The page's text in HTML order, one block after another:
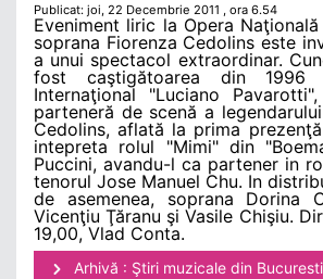
Publicat: joi, 22 Decembrie 2011 , ora 6.54
Eveniment liric la Opera
soprana Fiorenza Cedolins este
a unui spectacol extraordinar.
fost caştigătoarea din 1996
Internaţional "Luciano
parteneră de scenă a
Cedolins, aflată la prima
intepreta rolul "Mimi" din
Puccini, avandu-l ca partener in
tenorul Jose Manuel Chu. In
de asemenea, soprana Dorina
Vicenţiu Ţăranu şi Vasile Chişiu.
19,00, Vlad Conta.
Arhivă : Ştiri muzicale din Bucuresti